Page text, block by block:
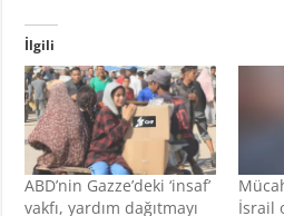
İlgili
ABD’nin Gazze’deki ‘insaf’
vakfı, yardım dağıtmayı
İsrail